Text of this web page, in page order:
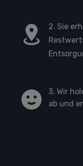
2. Sie
3. Wir
ab und